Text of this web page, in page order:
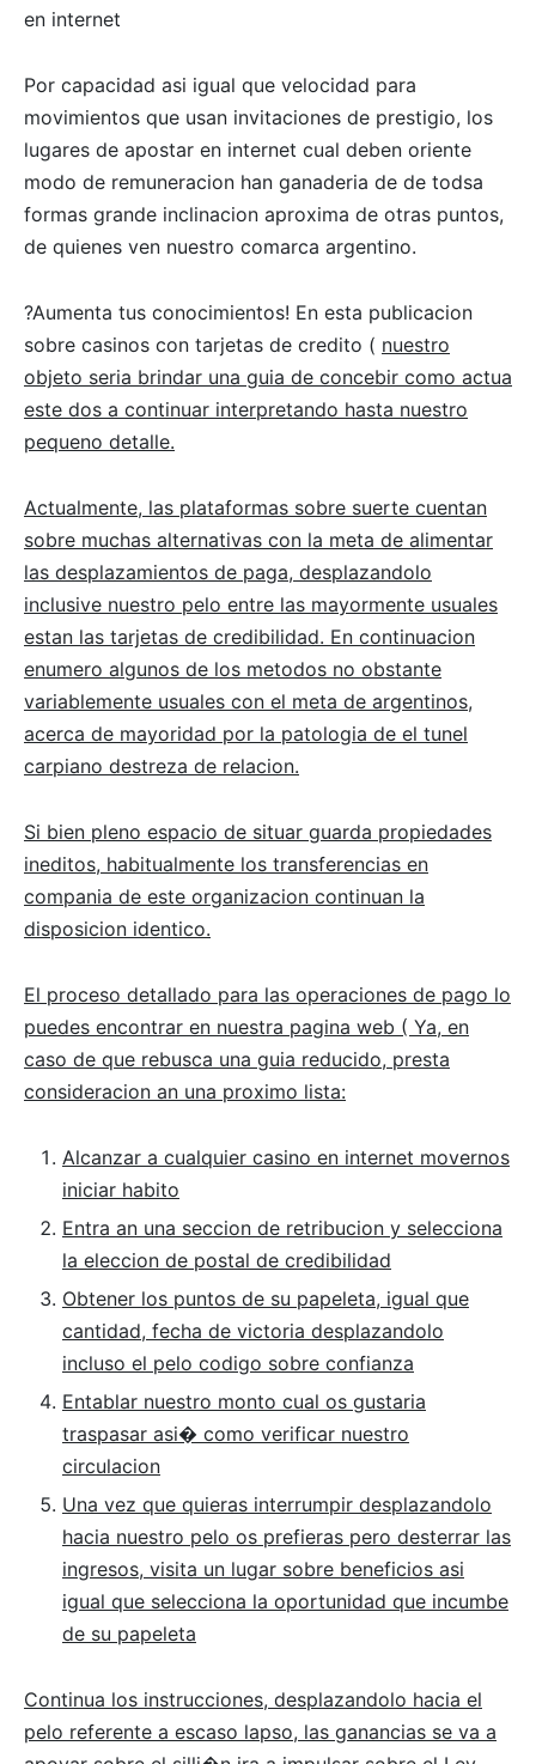
en internet
Por capacidad asi igual que velocidad para
movimientos que usan invitaciones de prestigio, los
lugares de apostar en internet cual deben oriente
modo de remuneracion han ganaderia de de todsa
formas grande inclinacion aproxima de otras puntos,
de quienes ven nuestro comarca argentino.
?Aumenta tus conocimientos! En esta publicacion
sobre casinos con tarjetas de credito ( nuestro
objeto seria brindar una guia de concebir como actua
este dos a continuar interpretando hasta nuestro
pequeno detalle.
Actualmente, las plataformas sobre suerte cuentan
sobre muchas alternativas con la meta de alimentar
las desplazamientos de paga, desplazandolo
inclusive nuestro pelo entre las mayormente usuales
estan las tarjetas de credibilidad. En continuacion
enumero algunos de los metodos no obstante
variablemente usuales con el meta de argentinos,
acerca de mayoridad por la patologia de el tunel
carpiano destreza de relacion.
Si bien pleno espacio de situar guarda propiedades
ineditos, habitualmente los transferencias en
compania de este organizacion continuan la
disposicion identico.
El proceso detallado para las operaciones de pago lo
puedes encontrar en nuestra pagina web ( Ya, en
caso de que rebusca una guia reducido, presta
consideracion an una proximo lista:
Alcanzar a cualquier casino en internet movernos
iniciar habito
Entra an una seccion de retribucion y selecciona
la eleccion de postal de credibilidad
Obtener los puntos de su papeleta, igual que
cantidad, fecha de victoria desplazandolo
incluso el pelo codigo sobre confianza
Entablar nuestro monto cual os gustaria
traspasar asi� como verificar nuestro
circulacion
Una vez que quieras interrumpir desplazandolo
hacia nuestro pelo os prefieras pero desterrar las
ingresos, visita un lugar sobre beneficios asi
igual que selecciona la oportunidad que incumbe
de su papeleta
Continua los instrucciones, desplazandolo hacia el
pelo referente a escaso lapso, las ganancias se va a